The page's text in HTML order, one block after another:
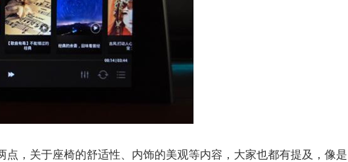
点，关于座椅的舒适性、内饰的美观等内容，大家也都有提及，像是